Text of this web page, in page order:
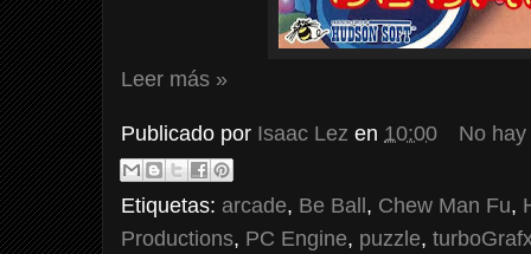
Leer más »
Publicado por Isaac Lez en 10:00 No
Etiquetas: arcade, Be Ball, Chew Man Fu,
Productions, PC Engine, puzzle,